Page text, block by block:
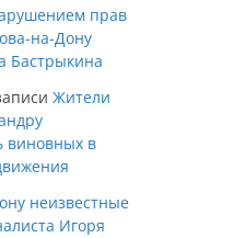
прав
на-Дону
Бастрыкина
Жители
виновных в
неизвестные
Игоря